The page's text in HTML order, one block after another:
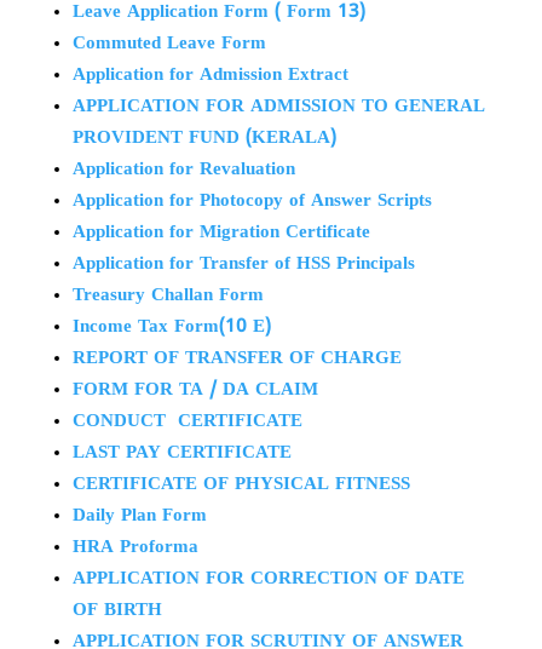
Leave Application Form ( Form 13)
Commuted Leave Form
Application for Admission Extract
APPLICATION FOR ADMISSION TO GENERAL
PROVIDENT FUND (KERALA)
Application for Revaluation
Application for Photocopy of Answer Scripts
Application for Migration Certificate
Application for Transfer of HSS Principals
Treasury Challan Form
Income Tax Form(10 E)
REPORT OF TRANSFER OF CHARGE
FORM FOR TA / DA CLAIM
CONDUCT CERTIFICATE
LAST PAY CERTIFICATE
CERTIFICATE OF PHYSICAL FITNESS
Daily Plan Form
HRA Proforma
APPLICATION FOR CORRECTION OF DATE
OF BIRTH
APPLICATION FOR SCRUTINY OF ANSWER